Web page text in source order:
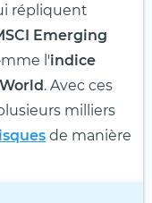
répliquent
Emerging
l'indice
. Avec ces
milliers
de manière